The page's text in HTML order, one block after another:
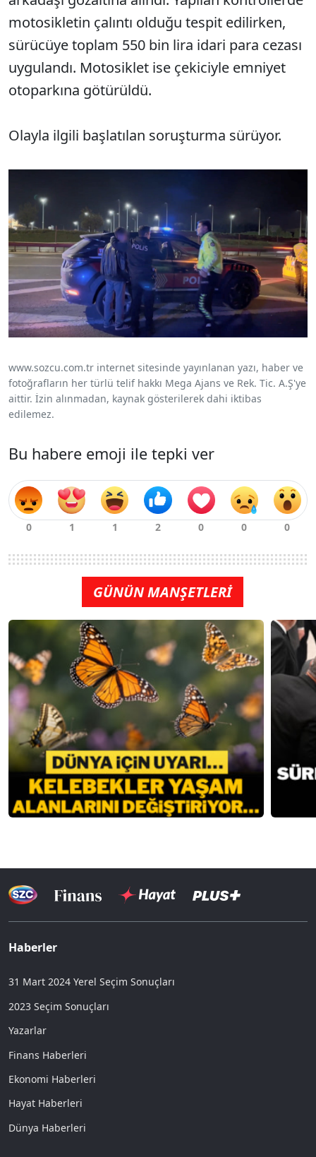
motosikletin çalıntı olduğu tespit edilirken,
sürücüye toplam 550 bin lira idari para cezası
uygulandı. Motosiklet ise çekiciyle emniyet
otoparkına götürüldü.
Olayla ilgili başlatılan soruşturma sürüyor.
www.sozcu.com.tr internet sitesinde yayınlanan yazı, haber ve
fotoğrafların her türlü telif hakkı Mega Ajans ve Rek. Tic. A.Ş'ye
aittir. İzin alınmadan, kaynak gösterilerek dahi iktibas
edilemez.
Bu habere emoji ile tepki ver
GÜNÜN MANŞETLERİ
Haberler
31 Mart 2024 Yerel Seçim Sonuçları
2023 Seçim Sonuçları
Yazarlar
Finans Haberleri
Ekonomi Haberleri
Hayat Haberleri
Dünya Haberleri